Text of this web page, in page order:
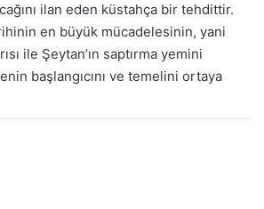
ilan eden küstahça bir tehdittir.
en büyük mücadelesinin, yani
ile Şeytan’ın saptırma yemini
başlangıcını ve temelini ortaya